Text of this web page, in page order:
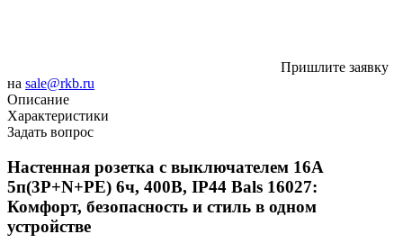
Пришлите заявку
на sale@rkb.ru
Описание
Характеристики
Задать вопрос
Настенная розетка с выключателем 16А
5п(3P+N+PE) 6ч, 400В, IP44 Bals 16027:
Комфорт, безопасность и стиль в одном
устройстве